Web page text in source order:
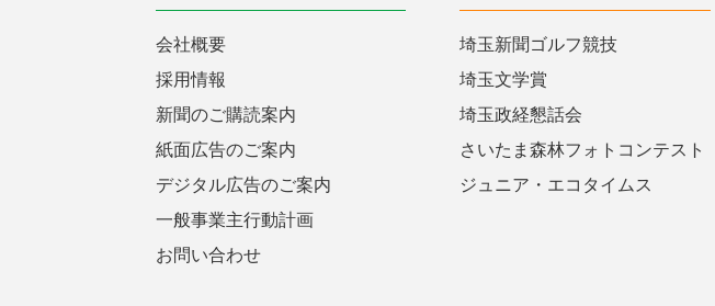
会社概要
採用情報
新聞のご購読案内
紙面広告のご案内
デジタル広告のご案内
一般事業主行動計画
お問い合わせ
埼玉新聞ゴルフ競技
埼玉文学賞
埼玉政経懇話会
さいたま森林フォトコンテスト
ジュニア・エコタイムス